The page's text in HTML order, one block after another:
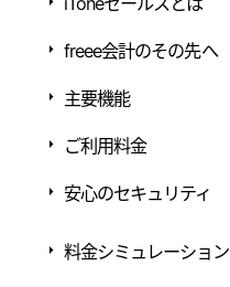
freee会計のその先へ
主要機能
ご利用料金
安心のセキュリティ
料金シミュレーション